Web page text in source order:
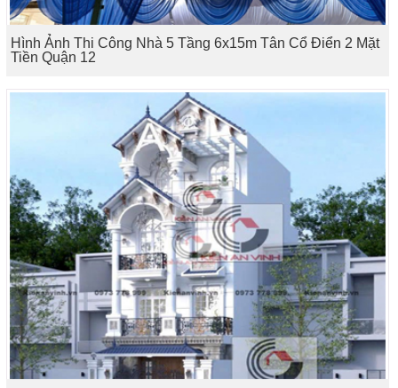
Hình Ảnh Thi Công Nhà 5 Tầng 6x15m Tân Cổ Điển 2 Mặt
Tiền Quận 12